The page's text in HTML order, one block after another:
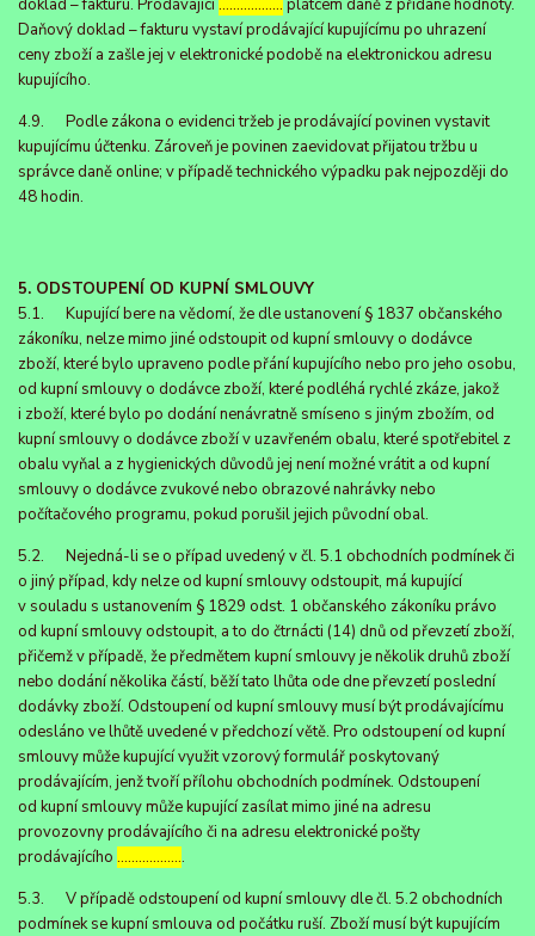
doklad – fakturu. Prodávající……………… plátcem daně z přidané hodnoty.
Daňový doklad – fakturu vystaví prodávající kupujícímu po uhrazení
ceny zboží a zašle jej v elektronické podobě na elektronickou adresu
kupujícího.
4.9. Podle zákona o evidenci tržeb je prodávající povinen vystavit
kupujícímu účtenku. Zároveň je povinen zaevidovat přijatou tržbu u
správce daně online; v případě technického výpadku pak nejpozději do
48 hodin.
5. ODSTOUPENÍ OD KUPNÍ SMLOUVY
5.1. Kupující bere na vědomí, že dle ustanovení § 1837 občanského
zákoníku, nelze mimo jiné odstoupit od kupní smlouvy o dodávce
zboží, které bylo upraveno podle přání kupujícího nebo pro jeho osobu,
od kupní smlouvy o dodávce zboží, které podléhá rychlé zkáze, jakož
i zboží, které bylo po dodání nenávratně smíseno s jiným zbožím, od
kupní smlouvy o dodávce zboží v uzavřeném obalu, které spotřebitel z
obalu vyňal a z hygienických důvodů jej není možné vrátit a od kupní
smlouvy o dodávce zvukové nebo obrazové nahrávky nebo
počítačového programu, pokud porušil jejich původní obal.
5.2. Nejedná-li se o případ uvedený v čl. 5.1 obchodních podmínek či
o jiný případ, kdy nelze od kupní smlouvy odstoupit, má kupující
v souladu s ustanovením § 1829 odst. 1 občanského zákoníku právo
od kupní smlouvy odstoupit, a to do čtrnácti (14) dnů od převzetí zboží,
přičemž v případě, že předmětem kupní smlouvy je několik druhů zboží
nebo dodání několika částí, běží tato lhůta ode dne převzetí poslední
dodávky zboží. Odstoupení od kupní smlouvy musí být prodávajícímu
odesláno ve lhůtě uvedené v předchozí větě. Pro odstoupení od kupní
smlouvy může kupující využit vzorový formulář poskytovaný
prodávajícím, jenž tvoří přílohu obchodních podmínek. Odstoupení
od kupní smlouvy může kupující zasílat mimo jiné na adresu
provozovny prodávajícího či na adresu elektronické pošty
prodávajícího ……………….
5.3. V případě odstoupení od kupní smlouvy dle čl. 5.2 obchodních
podmínek se kupní smlouva od počátku ruší. Zboží musí být kupujícím